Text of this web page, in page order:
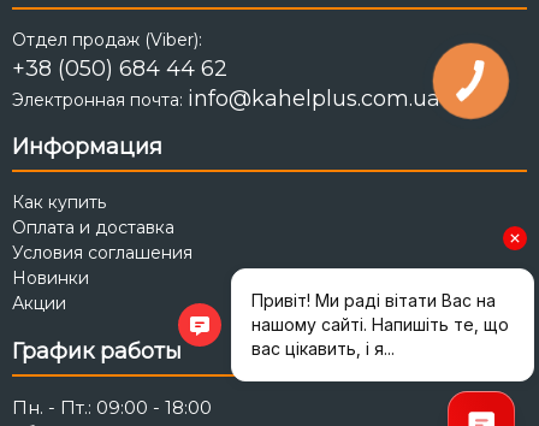
Отдел продаж (Viber):
+38 (050) 684 44 62
Электронная почта: info@kahelplus.com.ua
Информация
Как купить
Оплата и доставка
Условия соглашения
Новинки
Акции
График работы
Пн. - Пт.: 09:00 - 18:00